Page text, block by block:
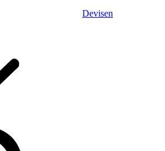
Devisen